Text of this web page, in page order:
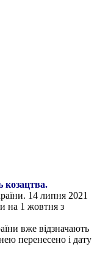
козацтва.
14 липня 2021
на 1 жовтня з
вже відзначають
перенесено і дату